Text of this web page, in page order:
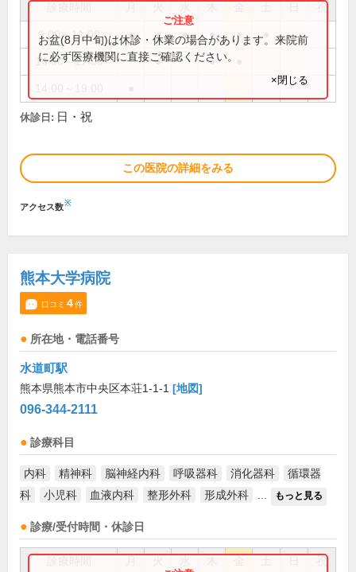
祝
9:00～11:00 ● ● ● ● ●
14:00～17:00 ● ●
お盆(8月中旬)は休診・休業の場合があります。来院前
に必ず医療機関に直接ご確認ください。
×閉じる
休診日: 日・祝
この医院の詳細をみる
アクセス数※
熊本大学病院
口コミ 4件
所在地・電話番号
水道町駅
熊本県熊本市中央区本荘1-1-1 [地図]
096-344-2111
診療科目
内科 精神科 脳神経内科 呼吸器科 消化器科
循環器
科
小児科 血液内科 整形外科 形成外科 もっと見る
診療/受付時間・休診日
祝